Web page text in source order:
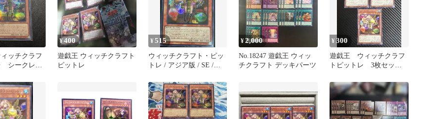
ッチクラフ
シークレッ
¥400
遊戯王 ウィッチクラフト
ピットレ
¥515
ウィッチクラフト・ピッ
トレ / アジア版 / SE /
－トゥーン・ウィッチク
ラフト・破械－ / RV01-
JP034 / ID:95245544
¥2,000
No.18247 遊戯王 ウィッ
チクラフト デッキパーツ
¥300
遊戯王 ウィッチクラフ
トピットレ 3枚セッ